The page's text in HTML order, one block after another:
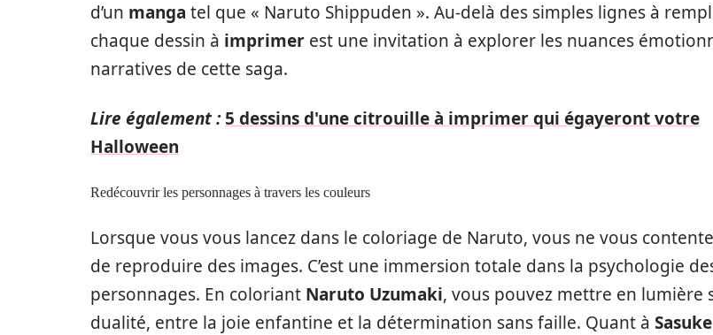
d’un manga tel que « Naruto Shippuden ». Au-delà des simples lignes à
chaque dessin à imprimer est une invitation à explorer les nuances
narratives de cette saga.
Lire également : 5 dessins d'une citrouille à imprimer qui égayeront votre
Halloween
Redécouvrir les personnages à travers les couleurs
Lorsque vous vous lancez dans le coloriage de Naruto, vous ne vous
de reproduire des images. C’est une immersion totale dans la psychologie
personnages. En coloriant Naruto Uzumaki, vous pouvez mettre en lumière
dualité, entre la joie enfantine et la détermination sans faille. Quant à Sasuke